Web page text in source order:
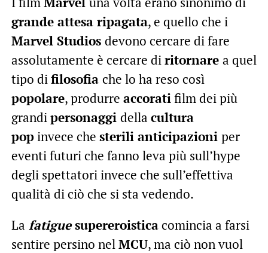
grande attesa ripagata, e quello che i
Marvel Studios devono cercare di fare
assolutamente è cercare diritornare a quel
tipo difilosofia che lo ha reso così
popolare, produrre accoratifilm dei più
grandipersonaggi della cultura
popinvece che sterili anticipazioni per
eventi futuri che fanno leva più sull’hype
degli spettatori invece che sull’effettiva
qualità di ciò che si sta vedendo.
La fatiguesupereroisticacomincia a farsi
sentire persino nelMCU, ma ciò non vuol